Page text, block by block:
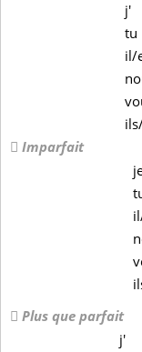
j'
tu
il/
Imparfait
Plus que parfait
j'